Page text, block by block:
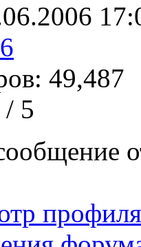
6
49,487
/ 5
профиля